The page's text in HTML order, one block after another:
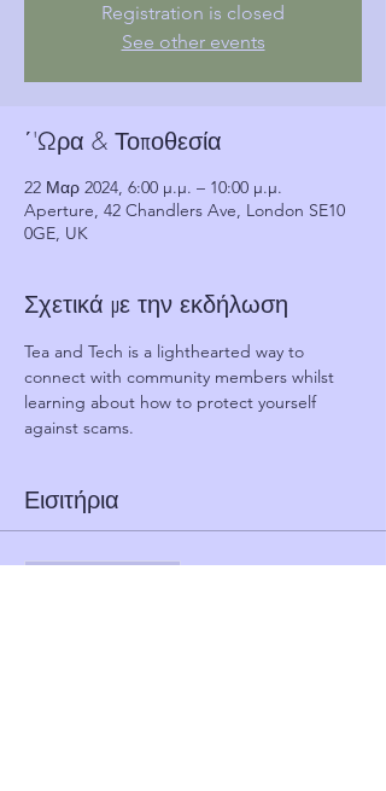
Registration is closed
See other events
΄'Ωρα & Τοποθεσία
22 Μαρ 2024, 6:00 μ.μ. – 10:00 μ.μ.
Aperture, 42 Chandlers Ave, London SE10
0GE, UK
Σχετικά με την εκδήλωση
Tea and Tech is a lighthearted way to
connect with community members whilst
learning about how to protect yourself
against scams.
Εισιτήρια